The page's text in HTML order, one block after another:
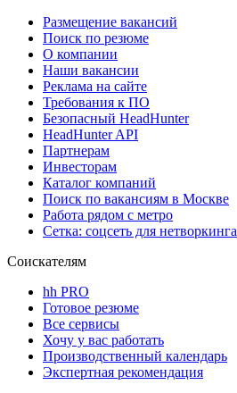
Размещение вакансий
Поиск по резюме
О компании
Наши вакансии
Реклама на сайте
Требования к ПО
Безопасный HeadHunter
HeadHunter API
Партнерам
Инвесторам
Каталог компаний
Поиск по вакансиям в Москве
Работа рядом с метро
Сетка: соцсеть для нетворкинга
Соискателям
hh PRO
Готовое резюме
Все сервисы
Хочу у вас работать
Производственный календарь
Экспертная рекомендация